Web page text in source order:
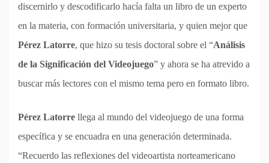
discernirlo y descodificarlo hacía falta un libro de un experto
en la materia, con formación universitaria, y quien mejor que
Pérez Latorre, que hizo su tesis doctoral sobre el “Análisis
de la Significación del Videojuego” y ahora se ha atrevido a
buscar más lectores con el mismo tema pero en formato libro.
Pérez Latorre llega al mundo del videojuego de una forma
específica y se encuadra en una generación determinada.
“Recuerdo las reflexiones del videoartista norteamericano